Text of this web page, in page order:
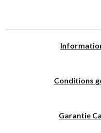
I
Conditions
Garantie